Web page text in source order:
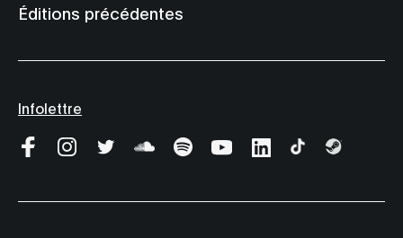
Éditions précédentes
Infolettre